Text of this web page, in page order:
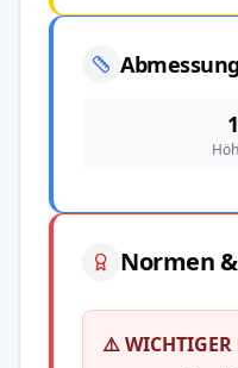
Normen
⚠️ WICHTIGER